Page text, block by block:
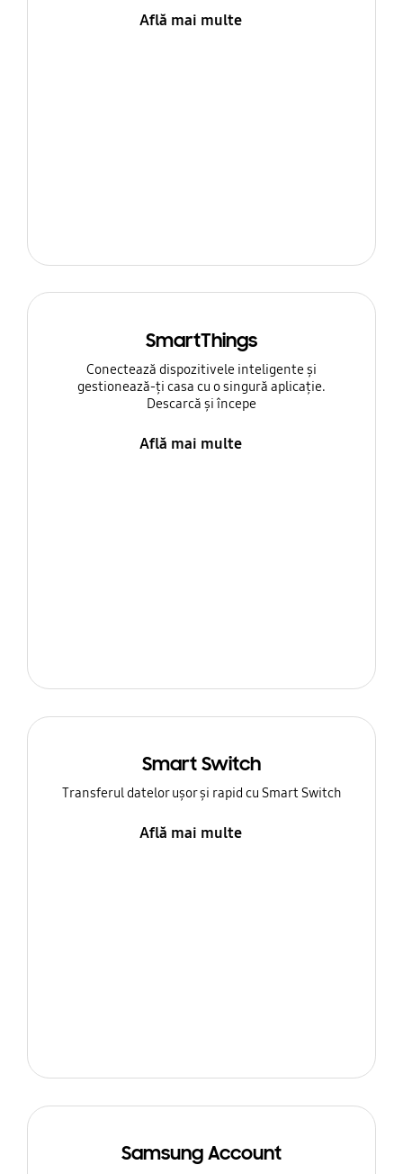
Află mai multe
SmartThings
Conectează dispozitivele inteligente și
gestionează-ți casa cu o singură aplicație.
Descarcă și începe
Află mai multe
Smart Switch
Transferul datelor ușor și rapid cu Smart Switch
Află mai multe
Samsung Account